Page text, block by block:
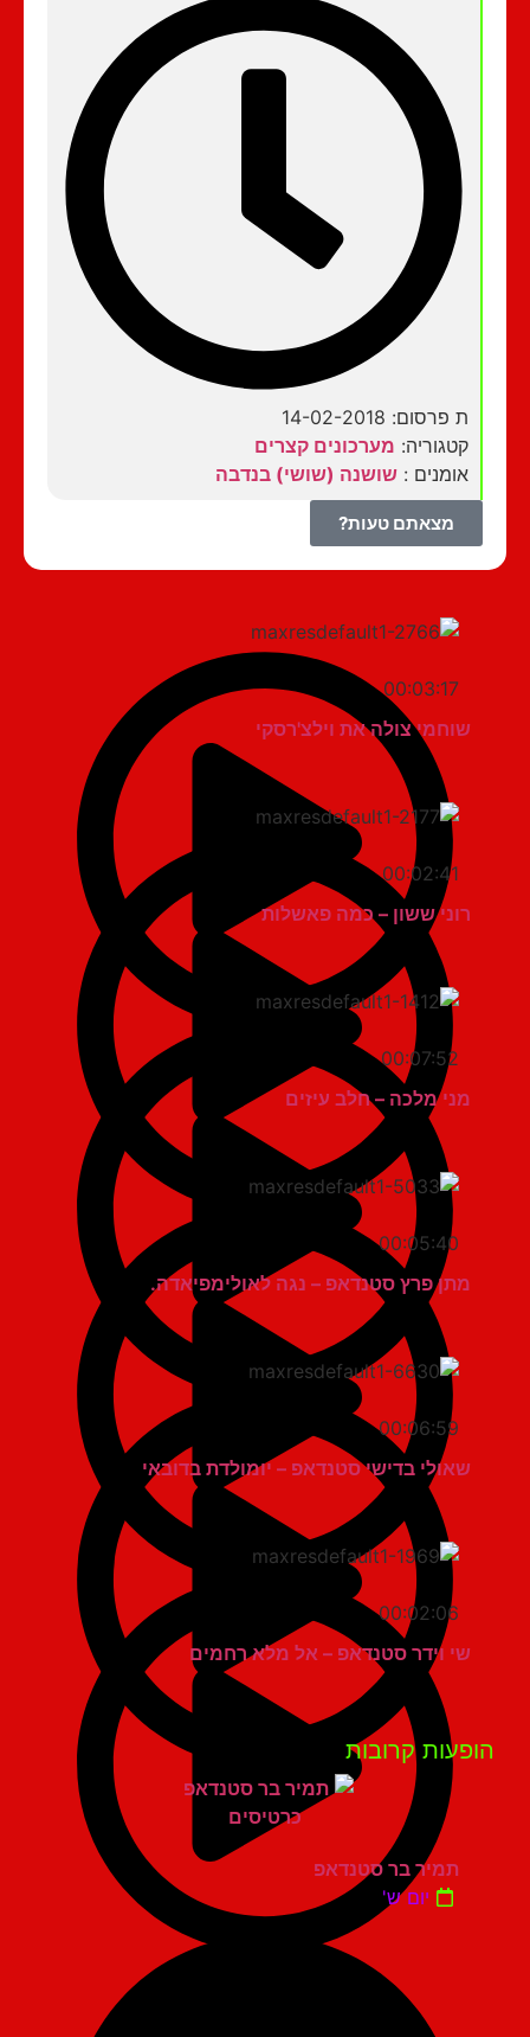
ת פרסום: 14-02-2018
קטגוריה:מערכונים קצרים
אומנים :שושנה (שושי) בנדבה
מצאתם טעות?
00:03:17
שוחמי צולה את וילצ'רסקי
00:02:41
רוני ששון – כמה פאשלות
00:07:52
מני מלכה – חלב עיזים
00:05:40
מתן פרץ סטנדאפ – נגה לאולימפיאדה.
00:06:59
שאולי בדישי סטנדאפ – יומולדת בדובאי
00:02:06
שי וידר סטנדאפ – אל מלא רחמים
קרובות
תמיר בר סטנדאפ
יום ש'